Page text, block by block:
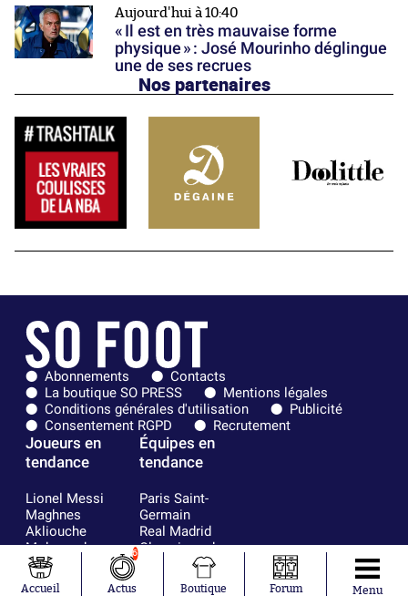
Aujourd'hui à 10:40
« Il est en très mauvaise forme
physique » : José Mourinho déglingue
une de ses recrues
Nos partenaires
Abonnements
Contacts
La boutique SO PRESS
Mentions légales
Conditions générales d'utilisation
Publicité
Consentement RGPD
Recrutement
Joueurs en
tendance
Lionel Messi
Maghnes
Akliouche
Mohamed
Salah
Neymar
Julián Álvarez
Équipes en
tendance
Paris Saint-
Germain
Real Madrid
Olympique de
Marseille
FC Barcelone
Accueil
6
Actus Boutique Forum Menu